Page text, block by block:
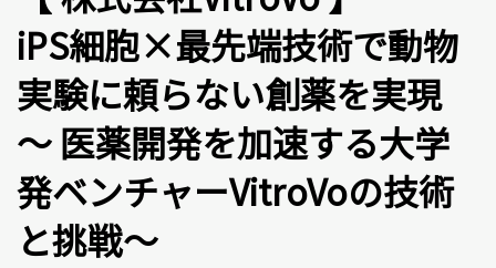
iPS細胞×最先端技術で動物
実験に頼らない創薬を実現
〜 医薬開発を加速する大学
発ベンチャーVitroVoの技術
と挑戦〜